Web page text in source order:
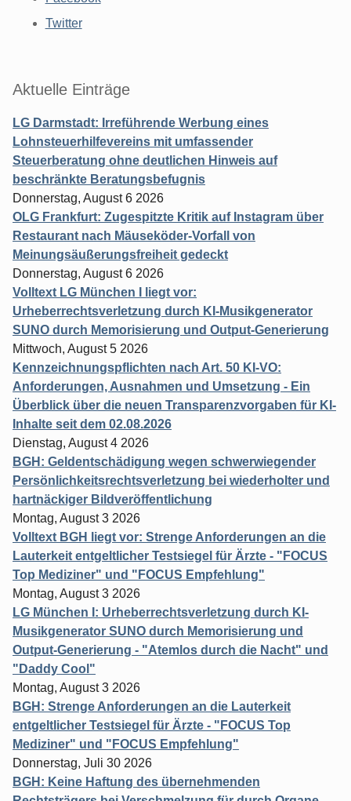
Twitter
Aktuelle Einträge
LG Darmstadt: Irreführende Werbung eines
Lohnsteuerhilfevereins mit umfassender
Steuerberatung ohne deutlichen Hinweis auf
beschränkte Beratungsbefugnis
Donnerstag, August 6 2026
OLG Frankfurt: Zugespitzte Kritik auf Instagram über
Restaurant nach Mäuseköder-Vorfall von
Meinungsäußerungsfreiheit gedeckt
Donnerstag, August 6 2026
Volltext LG München I liegt vor:
Urheberrechtsverletzung durch KI-Musikgenerator
SUNO durch Memorisierung und Output-Generierung
Mittwoch, August 5 2026
Kennzeichnungspflichten nach Art. 50 KI-VO:
Anforderungen, Ausnahmen und Umsetzung - Ein
Überblick über die neuen Transparenzvorgaben für KI-
Inhalte seit dem 02.08.2026
Dienstag, August 4 2026
BGH: Geldentschädigung wegen schwerwiegender
Persönlichkeitsrechtsverletzung bei wiederholter und
hartnäckiger Bildveröffentlichung
Montag, August 3 2026
Volltext BGH liegt vor: Strenge Anforderungen an die
Lauterkeit entgeltlicher Testsiegel für Ärzte - "FOCUS
Top Mediziner" und "FOCUS Empfehlung"
Montag, August 3 2026
LG München I: Urheberrechtsverletzung durch KI-
Musikgenerator SUNO durch Memorisierung und
Output-Generierung - "Atemlos durch die Nacht" und
"Daddy Cool"
Montag, August 3 2026
BGH: Strenge Anforderungen an die Lauterkeit
entgeltlicher Testsiegel für Ärzte - "FOCUS Top
Mediziner" und "FOCUS Empfehlung"
Donnerstag, Juli 30 2026
BGH: Keine Haftung des übernehmenden